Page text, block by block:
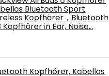
Bluetooth Sport
Kopfhörer，Bluetooth
Kopfhörer in Ear, Noise…
Kopfhörer, Kabellos